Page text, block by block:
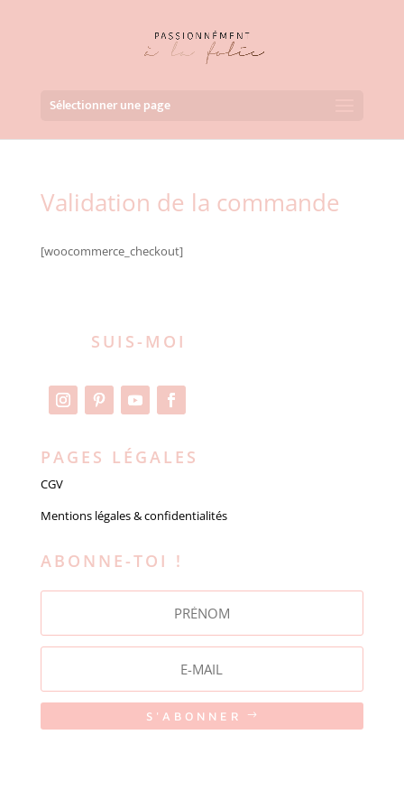
Sélectionner une page
Validation de la commande
[woocommerce_checkout]
SUIS-MOI
PAGES LÉGALES
CGV
Mentions légales & confidentialités
ABONNE-TOI !
S'ABONNER